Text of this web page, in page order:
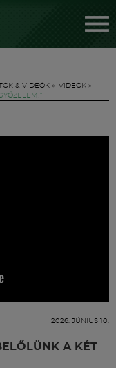
& VIDEÓK » VIDEÓK »
2026. JÚNIUS 10.
A KÉT